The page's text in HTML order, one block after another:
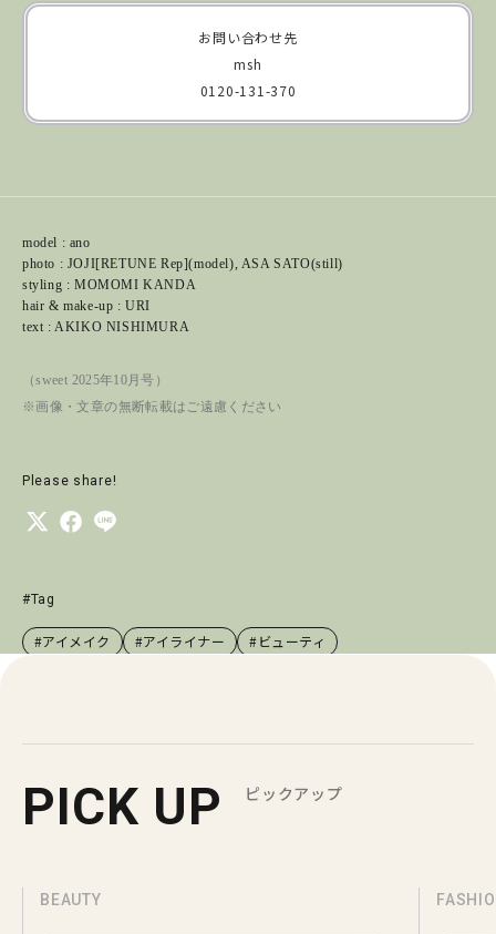
お問い合わせ先
msh
0120-131-370
model : ano
photo : JOJI[RETUNE Rep](model), ASA SATO(still)
styling : MOMOMI KANDA
hair & make-up : URI
text : AKIKO NISHIMURA
（sweet 2025年10月号）
※画像・文章の無断転載はご遠慮ください
Please share!
#Tag
#アイメイク #アイライナー #ビューティ
PICK UP ピックアップ
BEAUTY